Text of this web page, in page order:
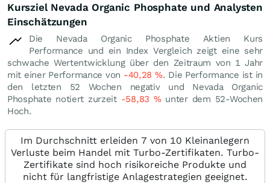
Kursziel Nevada Organic Phosphate und Analysten
Einschätzungen
Die Nevada Organic Phosphate Aktien Kurs
Performance und ein Index Vergleich zeigt eine sehr
schwache Wertentwicklung über den Zeitraum von 1 Jahr
mit einer Performance von -40,28 %. Die Performance ist in
den letzten 52 Wochen negativ und Nevada Organic
Phosphate notiert zurzeit -58,83 %unter dem 52-Wochen
Hoch.
Im Durchschnitt erleiden 7 von 10 Kleinanlegern
Verluste beim Handel mit Turbo-Zertifikaten. Turbo-
Zertifikate sind hoch risikoreiche Produkte und
nicht für langfristige Anlagestrategien geeignet.